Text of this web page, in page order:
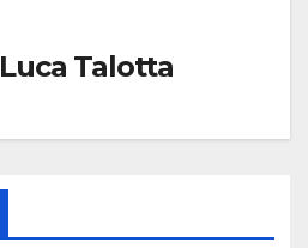
Luca Talotta